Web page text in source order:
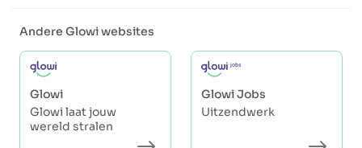
Andere Glowi websites
Glowi
Glowi laat jouw
wereld stralen
Glowi Jobs
Uitzendwerk